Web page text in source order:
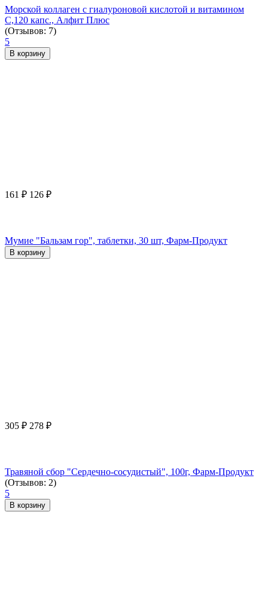
Морской коллаген с гиалуроновой кислотой и витамином
С,120 капс., Алфит Плюс
(Отзывов: 7)
5
В корзину
161 ₽ 126 ₽
Мумие "Бальзам гор", таблетки, 30 шт, Фарм-Продукт
В корзину
305 ₽ 278 ₽
Травяной сбор "Сердечно-сосудистый", 100г, Фарм-Продукт
(Отзывов: 2)
5
В корзину